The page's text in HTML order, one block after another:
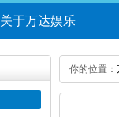
关于万达娱乐
你的位置：